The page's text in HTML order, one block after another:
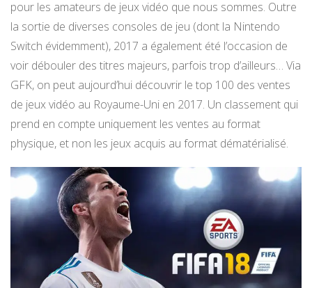
pour les amateurs de jeux vidéo que nous sommes. Outre
la sortie de diverses consoles de jeu (dont la Nintendo
Switch évidemment), 2017 a également été l’occasion de
voir débouler des titres majeurs, parfois trop d’ailleurs… Via
GFK, on peut aujourd’hui découvrir le top 100 des ventes
de jeux vidéo au Royaume-Uni en 2017. Un classement qui
prend en compte uniquement les ventes au format
physique, et non les jeux acquis au format dématérialisé.